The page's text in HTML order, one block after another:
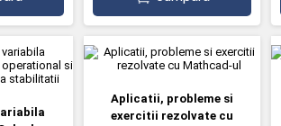
Aplicatii, probleme si
exercitii rezolvate cu